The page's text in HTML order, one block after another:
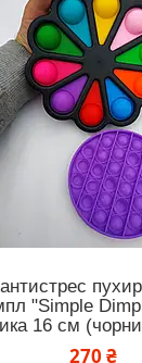
"Simple
16 см
270 ₴